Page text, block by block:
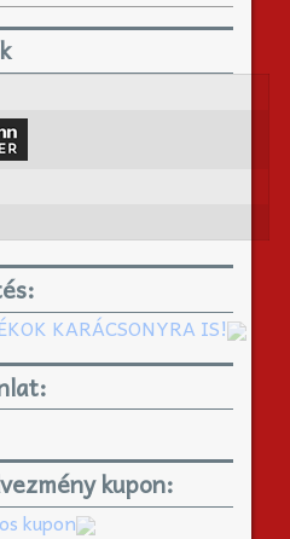
KARÁCSONYRA IS!
kupon:
kupon